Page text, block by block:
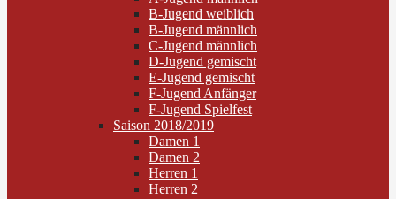
B-Jugend weiblich
B-Jugend männlich
C-Jugend männlich
D-Jugend gemischt
E-Jugend gemischt
F-Jugend Anfänger
F-Jugend Spielfest
Saison 2018/2019
Damen 1
Damen 2
Herren 1
Herren 2